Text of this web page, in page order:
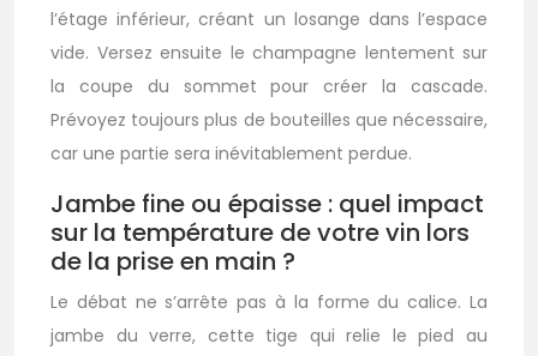
l’étage inférieur, créant un losange dans l’espace
vide. Versez ensuite le champagne lentement sur
la coupe du sommet pour créer la cascade.
Prévoyez toujours plus de bouteilles que nécessaire,
car une partie sera inévitablement perdue.
Jambe fine ou épaisse : quel impact
sur la température de votre vin lors
de la prise en main ?
Le débat ne s’arrête pas à la forme du calice. La
jambe du verre, cette tige qui relie le pied au